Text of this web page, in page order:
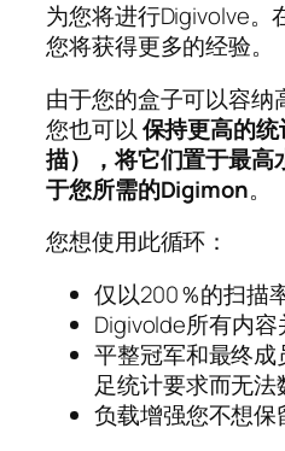
为您将进行Digivolve。
您将获得更多的经验。
由于您的盒子可以容纳
您也可以保持更高的
描），将它们置于最高
于您所需的Digimon。
您想使用此循环：
仅以200％的扫描
Digivolde所有内容
平整冠军和最终
足统计要求而无法
负载增强您不想保